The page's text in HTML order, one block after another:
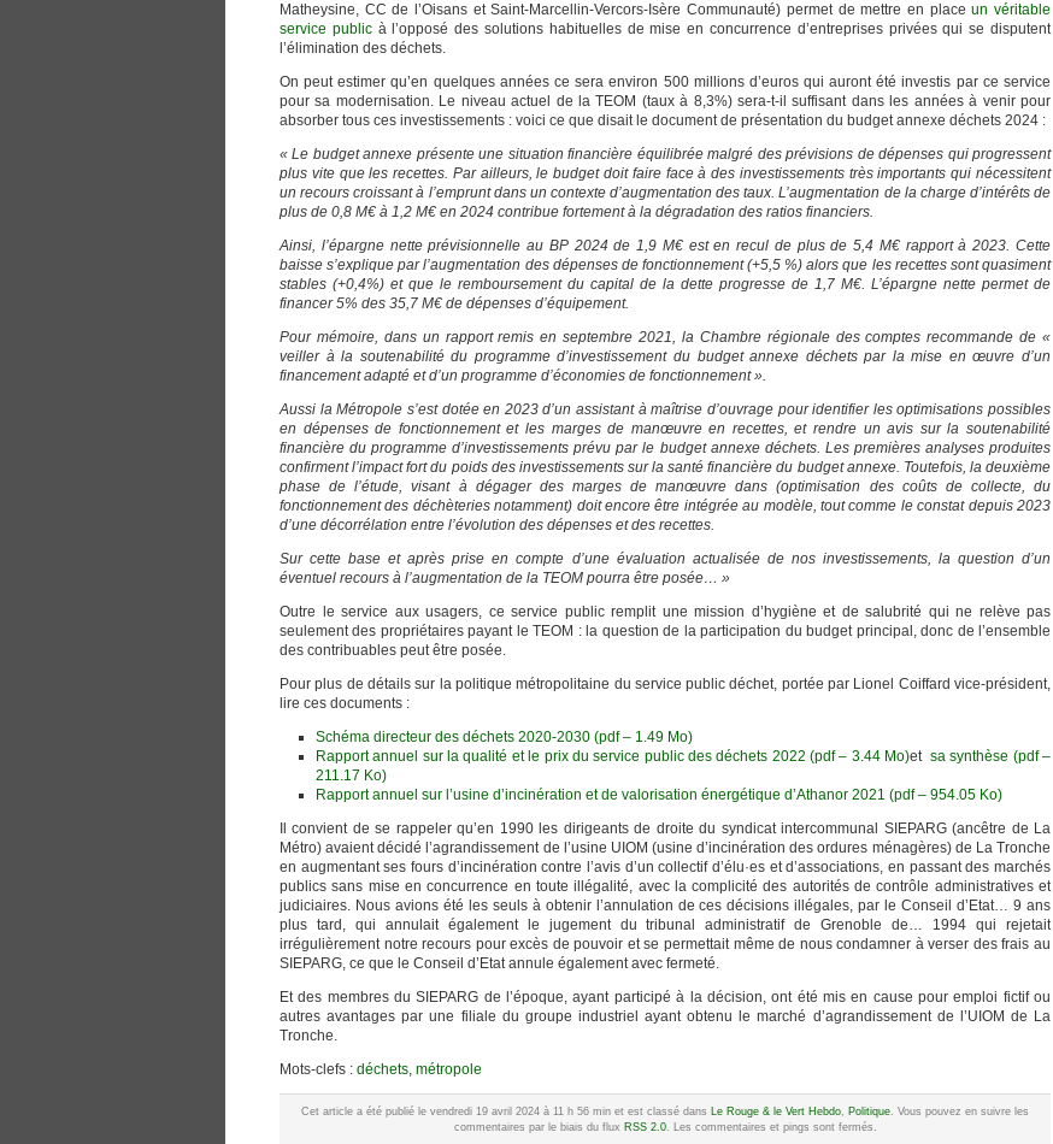
Matheysine, CC de l’Oisans et Saint-Marcellin-Vercors-Isère Communauté) permet de mettre en placeun véritable
service publicà l’opposé des solutions habituelles de mise en concurrence d’entreprises privées qui se disputent
l’élimination des déchets.
On peut estimer qu’en quelques années ce sera environ 500 millions d’euros qui auront été investis par ce service
pour sa modernisation. Le niveau actuel de la TEOM (taux à 8,3%) sera-t-il suffisant dans les années à venir pour
absorber tous ces investissements : voici ce que disait le document de présentation du budget annexe déchets 2024 :
« Le budget annexe présente une situation financière équilibrée malgré des prévisions de dépenses qui progressent
plus vite que les recettes. Par ailleurs, le budget doit faire face à des investissements très importants qui nécessitent
un recours croissant à l’emprunt dans un contexte d’augmentation des taux. L’augmentation de la charge d’intérêts de
plus de 0,8 M€ à 1,2 M€ en 2024 contribue fortement à la dégradation des ratios financiers.
Ainsi, l’épargne nette prévisionnelle au BP 2024 de 1,9 M€ est en recul de plus de 5,4 M€ rapport à 2023. Cette
baisse s’explique par l’augmentation des dépenses de fonctionnement (+5,5 %) alors que les recettes sont quasiment
stables (+0,4%) et que le remboursement du capital de la dette progresse de 1,7 M€. L’épargne nette permet de
financer 5% des 35,7 M€ de dépenses d’équipement.
Pour mémoire, dans un rapport remis en septembre 2021, la Chambre régionale des comptes recommande de «
veiller à la soutenabilité du programme d’investissement du budget annexe déchets par la mise en œuvre d’un
financement adapté et d’un programme d’économies de fonctionnement ».
Aussi la Métropole s’est dotée en 2023 d’un assistant à maîtrise d’ouvrage pour identifier les optimisations possibles
en dépenses de fonctionnement et les marges de manœuvre en recettes, et rendre un avis sur la soutenabilité
financière du programme d’investissements prévu par le budget annexe déchets. Les premières analyses produites
confirment l’impact fort du poids des investissements sur la santé financière du budget annexe. Toutefois, la deuxième
phase de l’étude, visant à dégager des marges de manœuvre dans (optimisation des coûts de collecte, du
fonctionnement des déchèteries notamment) doit encore être intégrée au modèle, tout comme le constat depuis 2023
d’une décorrélation entre l’évolution des dépenses et des recettes.
Sur cette base et après prise en compte d’une évaluation actualisée de nos investissements, la question d’un
éventuel recours à l’augmentation de la TEOM pourra être posée… »
Outre le service aux usagers, ce service public remplit une mission d’hygiène et de salubrité qui ne relève pas
seulement des propriétaires payant le TEOM : la question de la participation du budget principal, donc de l’ensemble
des contribuables peut être posée.
Pour plus de détails sur la politique métropolitaine du service public déchet, portée par Lionel Coiffard vice-président,
lire ces documents :
Schéma directeur des déchets 2020-2030 (pdf – 1.49 Mo)
Rapport annuel sur la qualité et le prix du service public des déchets 2022 (pdf – 3.44 Mo)et sa synthèse (pdf –
211.17 Ko)
Rapport annuel sur l’usine d’incinération et de valorisation énergétique d’Athanor 2021 (pdf – 954.05 Ko)
Il convient de se rappeler qu’en 1990 les dirigeants de droite du syndicat intercommunal SIEPARG (ancêtre de La
Métro) avaient décidé l’agrandissement de l’usine UIOM (usine d’incinération des ordures ménagères) de La Tronche
en augmentant ses fours d’incinération contre l’avis d’un collectif d’élu·es et d’associations, en passant des marchés
publics sans mise en concurrence en toute illégalité, avec la complicité des autorités de contrôle administratives et
judiciaires. Nous avions été les seuls à obtenir l’annulation de ces décisions illégales, par le Conseil d’Etat… 9 ans
plus tard, qui annulait également le jugement du tribunal administratif de Grenoble de… 1994 qui rejetait
irrégulièrement notre recours pour excès de pouvoir et se permettait même de nous condamner à verser des frais au
SIEPARG, ce que le Conseil d’Etat annule également avec fermeté.
Et des membres du SIEPARG de l’époque, ayant participé à la décision, ont été mis en cause pour emploi fictif ou
autres avantages par une filiale du groupe industriel ayant obtenu le marché d’agrandissement de l’UIOM de La
Tronche.
Mots-clefs : déchets, métropole
Cet article a été publié le vendredi 19 avril 2024 à 11 h 56 min et est classé dans Le Rouge & le Vert Hebdo, Politique. Vous pouvez en suivre les
commentaires par le biais du flux RSS 2.0. Les commentaires et pings sont fermés.